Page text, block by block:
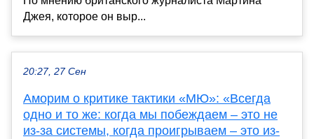
Джея, которое он выр...
20:27, 27 Сен
Аморим о критике тактики «МЮ»: «Всегда
одно и то же: когда мы побеждаем – это не
из-за системы, когда проигрываем – это из-